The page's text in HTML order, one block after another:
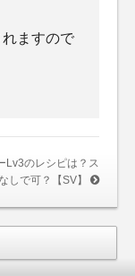
ますので
Lv3のレシピは？ス
しで可？【SV】